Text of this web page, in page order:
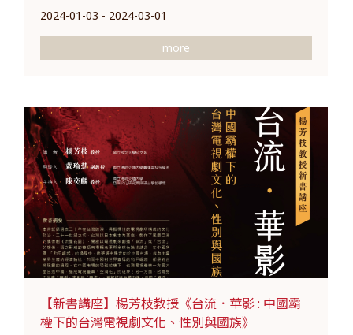
2024-01-03 - 2024-03-01
more
【新書講座】楊芳枝教授《台流．華影 : 中國霸
權下的台灣電視劇文化、性別與國族》